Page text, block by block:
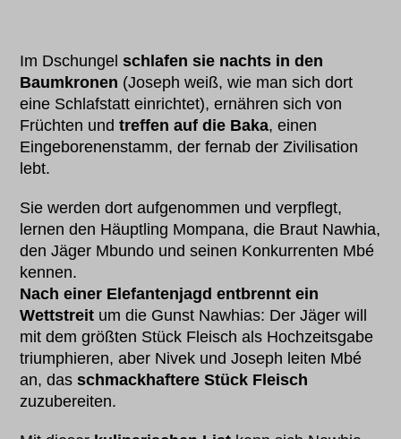
Im Dschungelschlafen sie nachts in den
Baumkronen (Joseph weiß, wie man sich dort
eine Schlafstatt einrichtet), ernähren sich von
Früchten undtreffen auf die Baka, einen
Eingeborenenstamm, der fernab der Zivilisation
lebt.
Sie werden dort aufgenommen und verpflegt,
lernen den Häuptling Mompana, die Braut Nawhia,
den Jäger Mbundo und seinen Konkurrenten Mbé
kennen.
Nach einer Elefantenjagd entbrennt ein
Wettstreit um die Gunst Nawhias: Der Jäger will
mit dem größten Stück Fleisch als Hochzeitsgabe
triumphieren, aber Nivek und Joseph leiten Mbé
an, dasschmackhaftere Stück Fleisch
zuzubereiten.